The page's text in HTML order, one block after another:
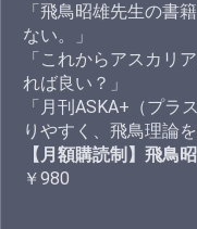
「飛鳥昭雄先生の書
ない。」
「これからアスカリ
れば良い？」
「月刊ASKA+（プラ
りやすく、飛鳥理論
【月額購読制】飛鳥
￥980